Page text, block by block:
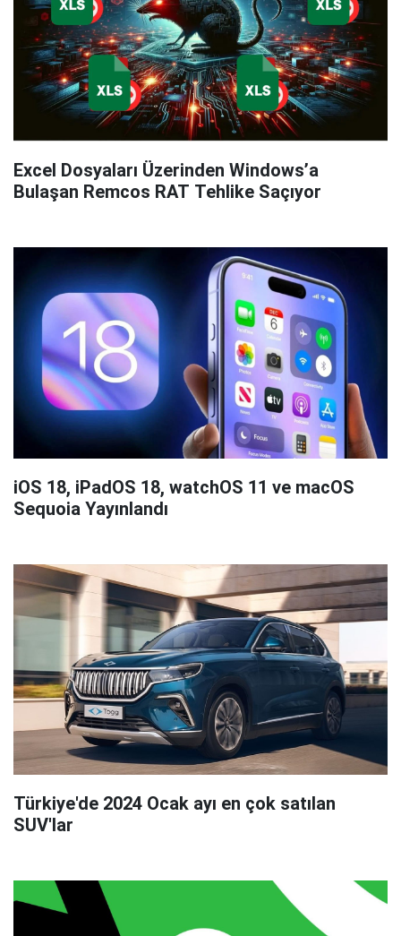
Excel Dosyaları Üzerinden Windows’a
Bulaşan Remcos RAT Tehlike Saçıyor
iOS 18, iPadOS 18, watchOS 11 ve macOS
Sequoia Yayınlandı
Türkiye'de 2024 Ocak ayı en çok satılan
SUV'lar